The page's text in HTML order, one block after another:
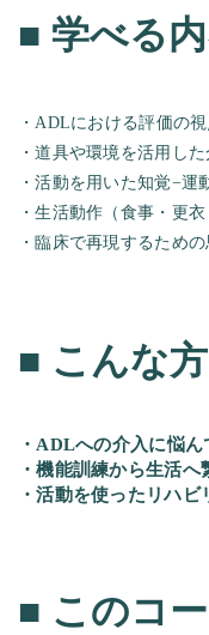
■ 学べる
・ADLにおける評価の視
・道具や環境を活用し
・活動を用いた知覚−運
・生活動作（食事・更
・臨床で再現するため
■ こんな
・ADLへの介入に悩ん
・機能訓練から生活へ
・活動を使ったリハビ
■ このコ